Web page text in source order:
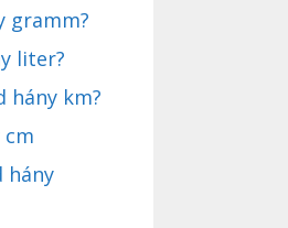
gramm?
liter?
hány km?
cm
hány